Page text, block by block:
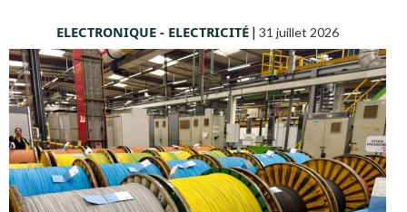
ELECTRONIQUE - ELECTRICITÉ| 31 juillet 2026